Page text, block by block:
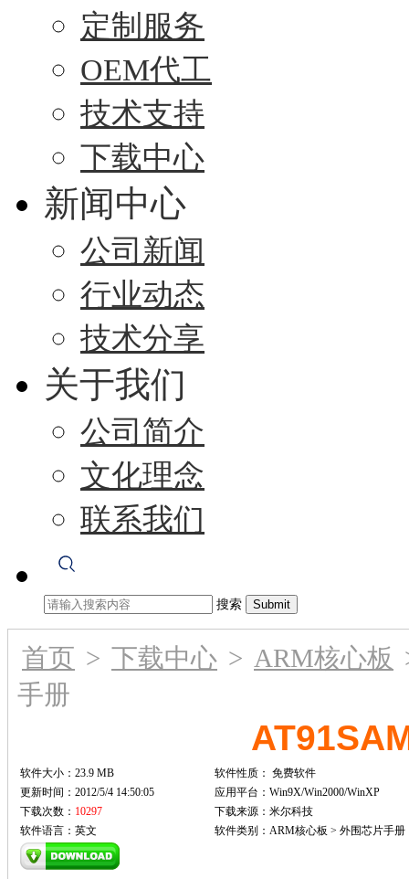
定制服务
OEM代工
技术支持
下载中心
新闻中心
公司新闻
行业动态
技术分享
关于我们
公司简介
文化理念
联系我们
搜索
首页 > 下载中心 > ARM核心板
手册
软件大小：23.9 MB 软件性质： 免费软件
更新时间：2012/5/4 14:50:05
应用平台：Win9X/Win2000/WinXP
下载次数： 10297
下载来源：米尔科技
软件语言：英文
软件类别：ARM核心板 > 外围芯片手册